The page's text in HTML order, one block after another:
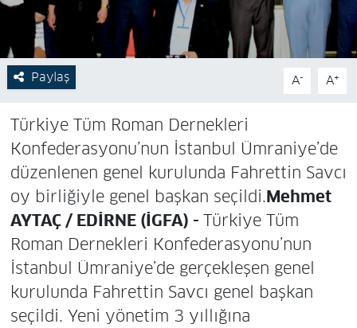
Paylaş A- A+
Türkiye Tüm Roman Dernekleri
Konfederasyonu’nun İstanbul Ümraniye’de
düzenlenen genel kurulunda Fahrettin Savcı
oy birliğiyle genel başkan seçildi.Mehmet
AYTAÇ / EDİRNE (İGFA) - Türkiye Tüm
Roman Dernekleri Konfederasyonu’nun
İstanbul Ümraniye’de gerçekleşen genel
kurulunda Fahrettin Savcı genel başkan
seçildi. Yeni yönetim 3 yıllığına